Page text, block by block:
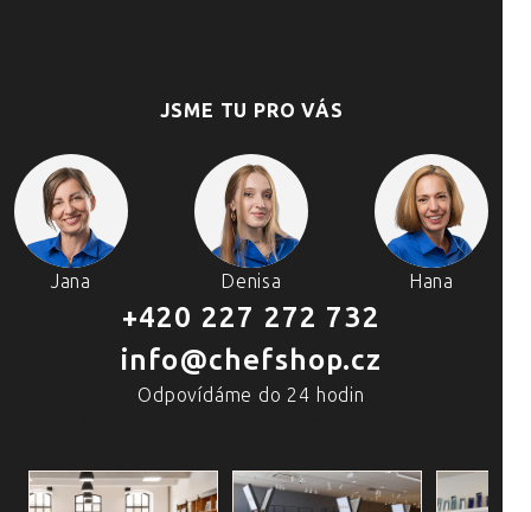
JSME TU PRO VÁS
Jana Denisa Hana
+420 227 272 732
info@chefshop.cz
Odpovídáme do 24 hodin